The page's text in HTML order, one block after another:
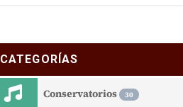
CATEGORÍAS
Conservatorios 30